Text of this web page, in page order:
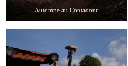
Automne au Contadour